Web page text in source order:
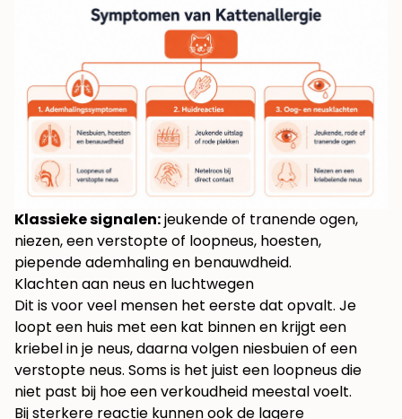
Klassieke signalen:jeukende of tranende ogen,
niezen, een verstopte of loopneus, hoesten,
piepende ademhaling en benauwdheid.
Klachten aan neus en luchtwegen
Dit is voor veel mensen het eerste dat opvalt. Je
loopt een huis met een kat binnen en krijgt een
kriebel in je neus, daarna volgen niesbuien of een
verstopte neus. Soms is het juist een loopneus die
niet past bij hoe een verkoudheid meestal voelt.
Bij sterkere reactie kunnen ook de lagere